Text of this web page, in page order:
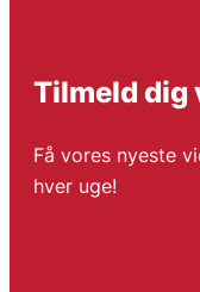
Tilmeld dig
Få vores nyeste
hver uge!